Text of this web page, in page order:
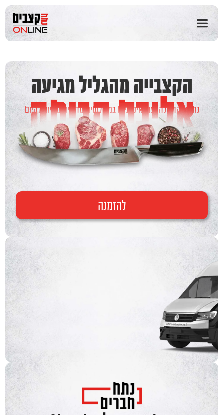
שִׂים
בְּאֲתָר
זֶה
נָגִישׁ
בִּקְלִיק
הָאֲתָר.
הקצבייה מהגליל מגיעה
אליכם הביתה
נתחי בקר טלה ועוף איכותיים במשלוחים מהירים מהיום להיום
להזמנה